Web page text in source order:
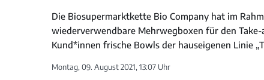
Die Biosupermarktkette Bio Company hat im
wiederverwendbare Mehrwegboxen für den
Kund*innen frische Bowls der hauseigenen Linie
Montag, 09. August 2021, 13:07 Uhr